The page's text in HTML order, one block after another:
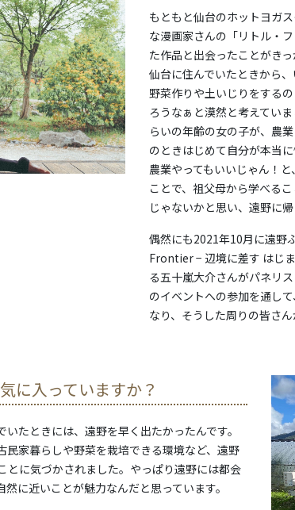
もともと仙台のホットヨガ
な漫画家さんの「リトル・
た作品と出会ったことがきっ
仙台に住んでいたときから
野菜作りや土いじりをする
ろうなぁと漠然と考えてい
らいの年齢の女の子が、農
のときはじめて自分が本当
農業やってもいいじゃん！
ことで、祖父母から学べる
じゃないかと思い、遠野に帰
偶然にも2021年10月に遠野
Frontier − 辺境に差す はじ
る五十嵐大介さんがパネリ
のイベントへの参加を通し
なり、そうした周りの皆さ
に入っていますか？
たときには、遠野を早く出たかったんです。
民家暮らしや野菜を栽培できる環境など、遠野
とに気づかされました。やっぱり遠野には都会
に近いことが魅力なんだと思っています。